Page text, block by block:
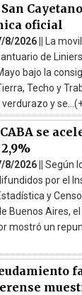
oficial
8/2026 || La
de
bajo la
Techo y
y
se
8/2026 || Según
por el
y
Buenos Aires,
mostró un